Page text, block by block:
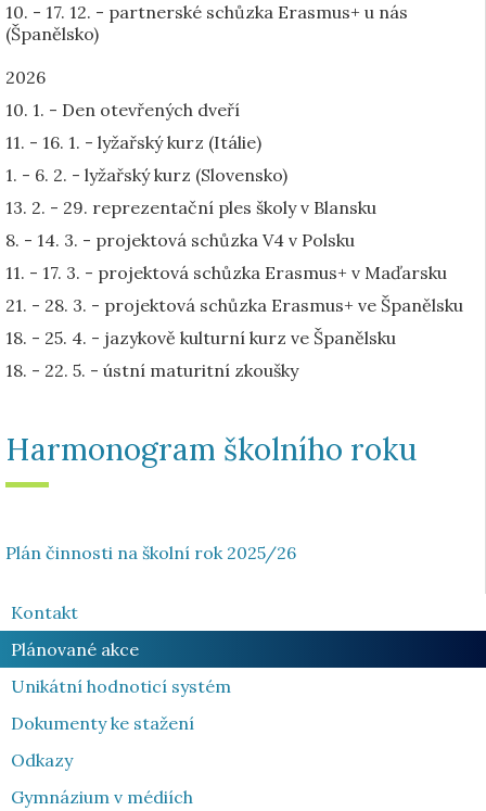
10. - 17. 12. - partnerské schůzka Erasmus+ u nás
(Španělsko)
2026
10. 1. - Den otevřených dveří
11. - 16. 1. - lyžařský kurz (Itálie)
1. - 6. 2. - lyžařský kurz (Slovensko)
13. 2. - 29. reprezentační ples školy v Blansku
8. - 14. 3. - projektová schůzka V4 v Polsku
11. - 17. 3. - projektová schůzka Erasmus+ v Maďarsku
21. - 28. 3. - projektová schůzka Erasmus+ ve Španělsku
18. - 25. 4. - jazykově kulturní kurz ve Španělsku
18. - 22. 5. - ústní maturitní zkoušky
Harmonogram školního roku
Plán činnosti na školní rok 2025/26
Kontakt
Plánované akce
Unikátní hodnoticí systém
Dokumenty ke stažení
Odkazy
Gymnázium v médiích